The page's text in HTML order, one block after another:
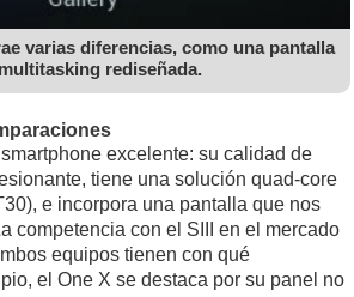
varias diferencias, como una pantalla
rediseñada.
excelente: su calidad de
tiene una solución quad-core
e incorpora una pantalla que nos
competencia con el SIII en el mercado
equipos tienen con qué
el One X se destaca por su panel no